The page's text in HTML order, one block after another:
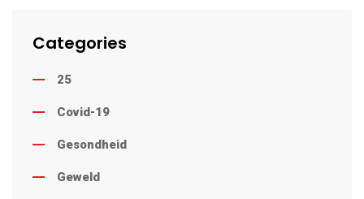
Categories
25
Covid-19
Gesondheid
Geweld